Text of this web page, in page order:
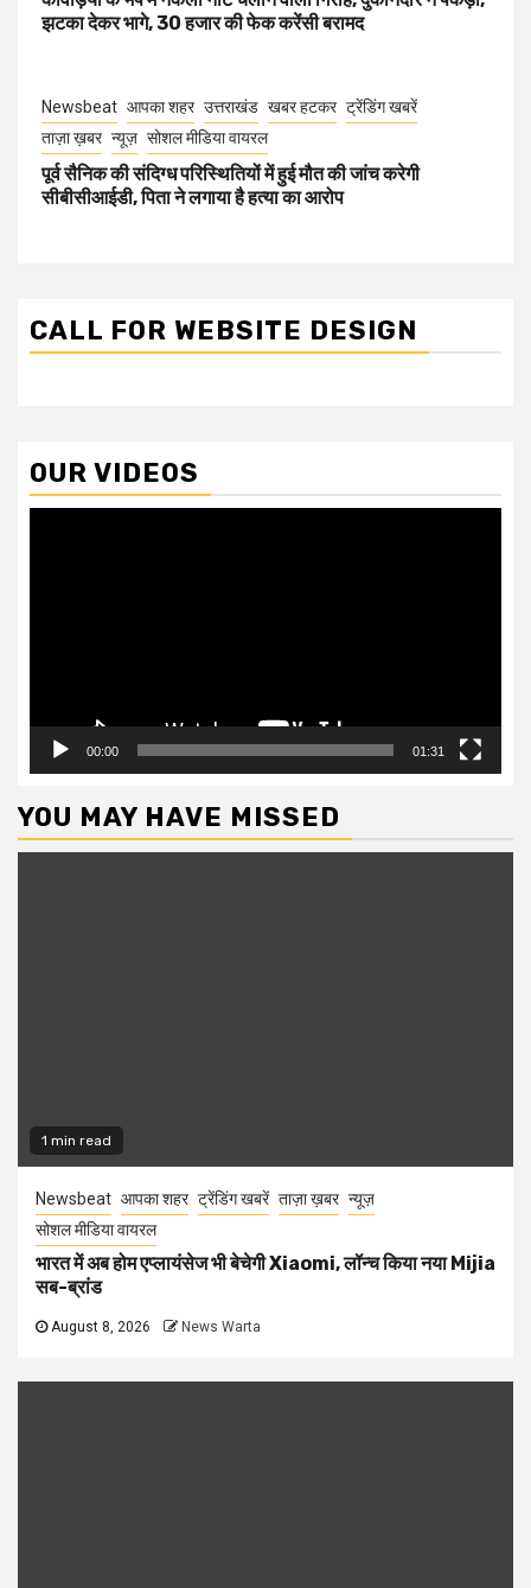
झटका देकर भागे, 30 हजार की फेक करेंसी बरामद
Newsbeat आपका शहर उत्तराखंड खबर हटकर ट्रेंडिंग खबरें
ताज़ा ख़बर न्यूज़ सोशल मीडिया वायरल
पूर्व सैनिक की संदिग्ध परिस्थितियों में हुई मौत की जांच करेगी
सीबीसीआईडी, पिता ने लगाया है हत्या का आरोप
CALL FOR WEBSITE DESIGN
OUR VIDEOS
00:00 01:31
YOU MAY HAVE MISSED
1 min read
Newsbeat आपका शहर ट्रेंडिंग खबरें ताज़ा ख़बर न्यूज़
सोशल मीडिया वायरल
भारत में अब होम एप्लायंसेज भी बेचेगी Xiaomi, लॉन्च किया नया Mijia
सब-ब्रांड
August 8, 2026 News Warta